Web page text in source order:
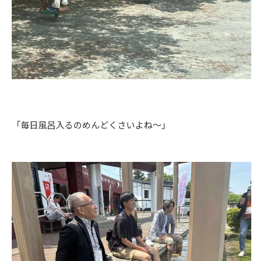
「毎日風呂入るのめんどくさいよね～」